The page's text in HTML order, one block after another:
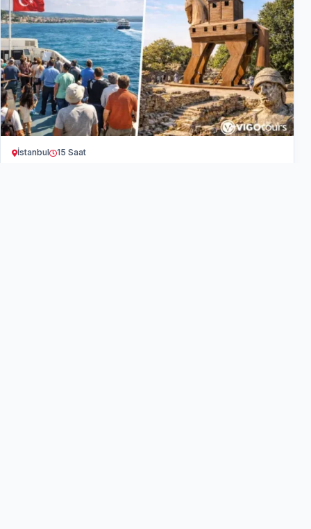
İstanbul 15 Saat